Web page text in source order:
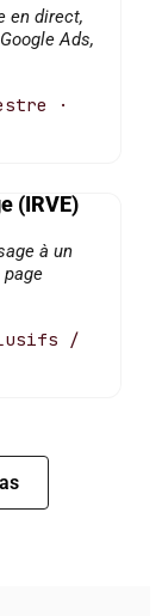
en direct,
Ads,
·
(IRVE)
à un
/